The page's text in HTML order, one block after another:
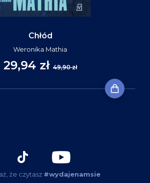
Chłód
Weronika Mathia
29,94 zł 49,90 zł
że czytasz #wydajenamsie